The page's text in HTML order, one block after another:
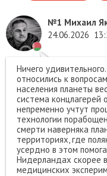
№1 Михаил
24.06.2026
Ничего
относились к
населения планеты
система концлагерей
непременно учтут
технологии
смерти наверняка
территориях, где
усердно в этом
Нидерландах скорее
медицинских